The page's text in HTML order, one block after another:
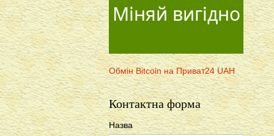
Міняй вигідно
Обмін Bitcoin на Приват24 UAH
Контактна форма
Назва